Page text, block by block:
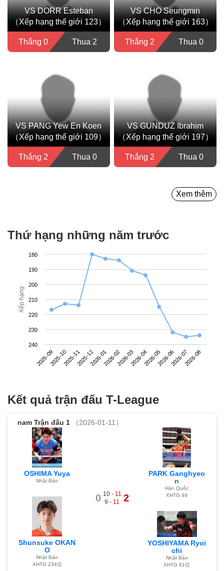
VS DORR Esteban
（Xếp hạng thế giới 123）
Thắng 0 Thua 2
VS CHO Seungmin
（Xếp hạng thế giới 163）
Thắng 2 Thua 0
VS PANG Yew En Koen
（Xếp hạng thế giới 109）
Thắng 2 Thua 0
VS GUNDUZ Ibrahim
（Xếp hạng thế giới 197）
Thắng 2 Thua 0
Xem thêm
Thứ hạng những năm trước
Xếp hạng
2025-092025-102025-112025-122026-012026-022026-032026-042026-052026-062026-072026-08
180
190
200
210
220
230
240
Kết quả trận đấu T-League
nam Trận đấu 1 （2026-01-11）
OSHIMA Yuya
Nhật Bản
Shunsuke OKAN
O
Nhật Bản
XHTG 234位
0 10 - 11
9 - 11 2
PARK Ganghyeo
n
Hàn Quốc
XHTG 49
YOSHIYAMA Ryoi
chi
Nhật Bản
XHTG 61位